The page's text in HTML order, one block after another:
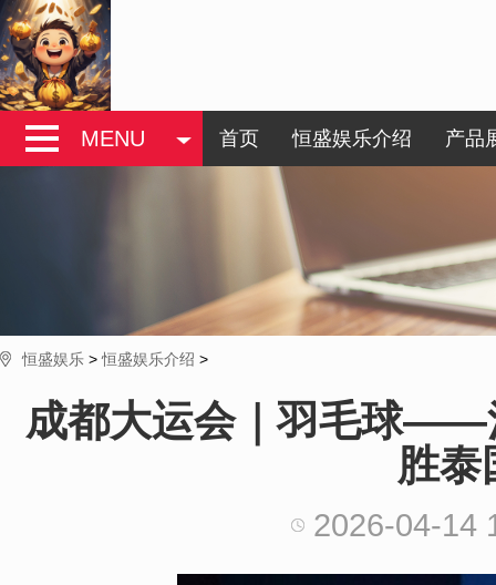
MENU 首页 恒盛娱乐介绍 产品
恒盛娱乐 >恒盛娱乐介绍 >
成都大运会｜羽毛球——
胜泰
2026-04-14